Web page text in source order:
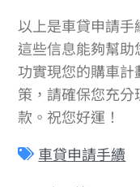
以上是車貸申請
這些信息能夠幫
功實現您的購車
策，請確保您充
款。祝您好運！
車貸申請手續